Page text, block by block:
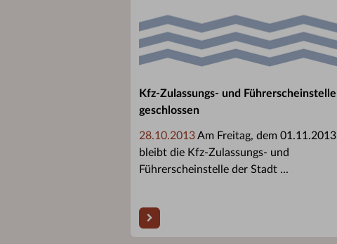
Kfz-Zulassungs- und Führerscheinstelle
geschlossen
28.10.2013Am Freitag, dem 01.11.2013
bleibt die Kfz-Zulassungs- und
Führerscheinstelle der Stadt ...